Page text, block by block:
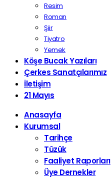
Resim
Roman
Şiir
Tiyatro
Yemek
Köşe Bucak Yazıları
Çerkes Sanatçılarımız
İletişim
21 Mayıs
Anasayfa
Kurumsal
Tarihçe
Tüzük
Faaliyet Raporları
Üye Dernekler